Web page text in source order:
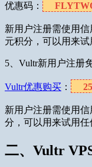
优惠码：
新用户注册需使用信
元积分，可以用来试
5、Vultr新用户注册
Vultr优惠购买 ：
新用户注册需使用信
分，可以用来试用任
二、Vultr